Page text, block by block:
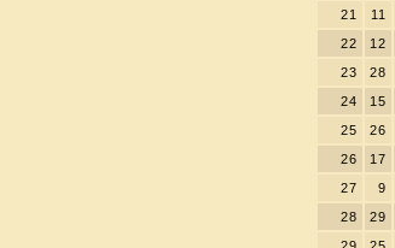
21
11
22
12
23
28
24
15
25
26
26
17
27
9
28
29